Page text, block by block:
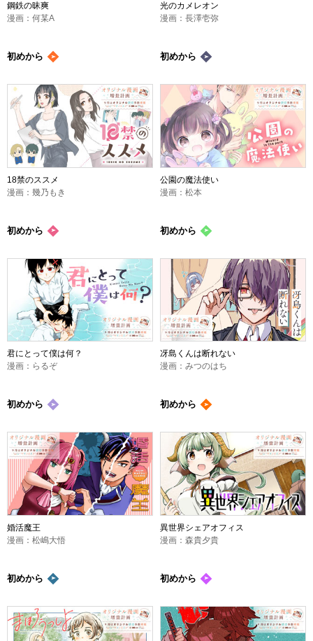
鋼鉄の昧爽
漫画：何某A
初めから
光のカメレオン
漫画：長澤壱弥
初めから
18禁のススメ
漫画：幾乃もき
初めから
公園の魔法使い
漫画：松本
初めから
君にとって僕は何？
漫画：らるぞ
初めから
冴島くんは断れない
漫画：みつのはち
初めから
婚活魔王
漫画：松嶋大悟
初めから
異世界シェアオフィス
漫画：森貴夕貴
初めから